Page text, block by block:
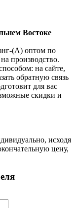
Востоке
(А) оптом по
производство.
на сайте,
обратную связь
для вас
скидки и
исходя
цену,